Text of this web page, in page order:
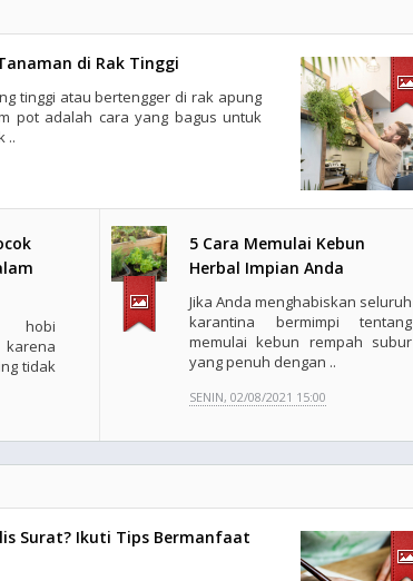
di Rak Tinggi
tinggi atau bertengger di rak apung
pot adalah cara yang bagus untuk
..
hobi
tidak
5 Cara Memulai Kebun
Herbal Impian Anda
Jika Anda menghabiskan seluruh
karantina bermimpi tentang
memulai kebun rempah subur
yang penuh dengan ..
SENIN, 02/08/2021 15:00
Surat? Ikuti Tips Bermanfaat